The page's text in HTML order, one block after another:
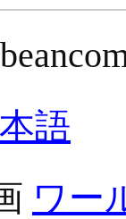
語
ワー